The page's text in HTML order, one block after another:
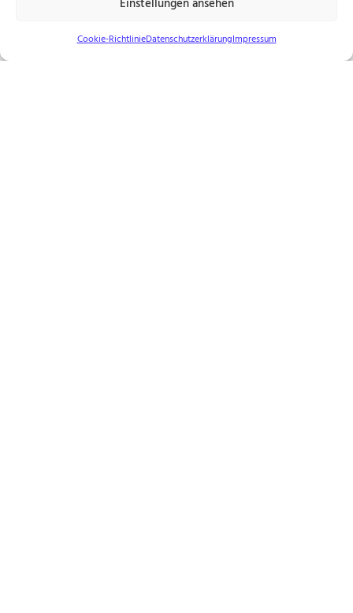
Cookie-RichtlinieDatenschutzerklärungImpressum
und Telefonnummer) zum Zweck der Kontaktaufnahme und